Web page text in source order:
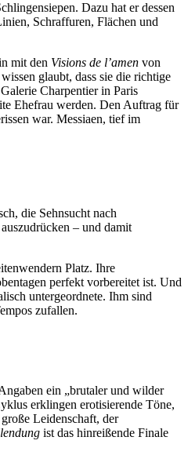
Dazu hat er dessen
Schraffuren, Flächen und
mit den Visions de l’amen von
glaubt, dass sie die richtige
Charpentier in Paris
Ehefrau werden. Den Auftrag für
war. Messiaen, tief im
die Sehnsucht nach
– und damit
Platz. Ihre
perfekt vorbereitet ist. Und
untergeordnete. Ihm sind
zufallen.
ein „brutaler und wilder
erklingen erotisierende Töne,
Leidenschaft, der
ist das hinreißende Finale